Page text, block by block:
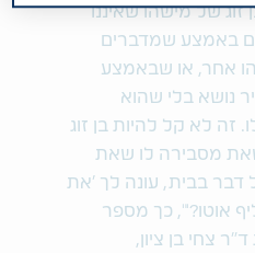
זוג של מישהו שאיננו
באמצע שמדברים
אחר, או שבאמצע
נושא בלי שהוא
זה לא קל להיות בן זוג
מסבירה לו שאת
דבר בבית, עונה לך 'את
אוטו?'", כך מספר
צחי בן ציון,